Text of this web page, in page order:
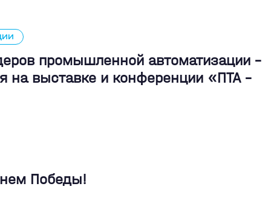
промышленной автоматизации -
на выставке и конференции «ПТА –
Победы!